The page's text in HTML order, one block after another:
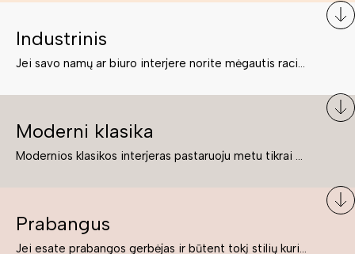
Industrinis
Jei savo namų ar biuro interjere norite mėgautis racionaliai išnaudotomis erdvėmis, funkcionalumu ir esate neabejingi tamsesniam koloritui bei praktiškiems sprendimams, tuomet industrinis stilius bus būtent tai, ko Jums reikia. O industrinio stiliaus baldus išsirinksite mūsų asortimente.
Moderni klasika
Modernios klasikos interjeras pastaruoju metu tikrai yra „ant bangos“. Tie, kurie nenori pernelyg nutolti nuo klasikos, bet drauge žavisi šiuolaikiškais sprendimais, su malonumu savo namuose kuria klasikos ir modernaus interjero tandemą – elegantišką, subtilų ir žavingą.
Prabangus
Jei esate prabangos gerbėjas ir būtent tokį stilių kuriate savo namuose ar biure, tuomet solidūs, prabangūs baldai nepriekaištingai įsilies į Jūsų kuriamą interjerą.